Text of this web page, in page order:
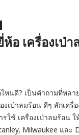
ห้อ เครื่องเ
นดี? เป็นคำถามที่หลา
งเป่าลมร้อน ดีๆ สักเ
ใช้ เครื่องเป่าลมร้อน
Milwaukee แล